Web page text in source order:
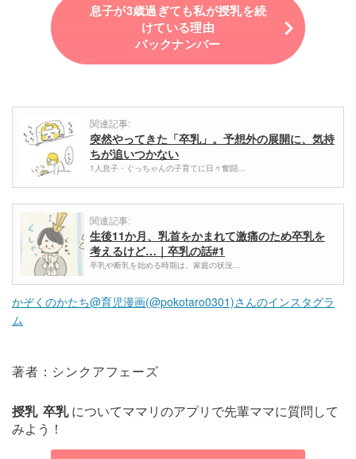
息子が3歳過ぎても私が授乳を続
けている理由
バックナンバー
関連記事:
突然やってきた「卒乳」。予想外の展開に、気持
ちが追いつかない
1人息子・ぐっちゃんの子育てに日々奮闘…
関連記事:
生後11か月、乳首をかまれて激痛のため卒乳を
考えるけど…｜卒乳の話#1
卒乳や断乳を始める時期は、家庭の状況…
かぞくのかたち@育児漫画(@pokotaro0301)さんのインスタグラ
ム
著者：シンクアフェーズ
授乳 卒乳についてママリのアプリで先輩ママに質問して
みよう！